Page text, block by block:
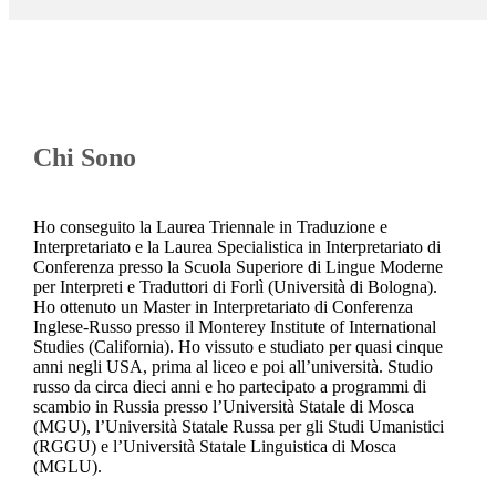
Chi Sono
Ho conseguito la Laurea Triennale in Traduzione e
Interpretariato e la Laurea Specialistica in Interpretariato di
Conferenza presso la Scuola Superiore di Lingue Moderne
per Interpreti e Traduttori di Forlì (Università di Bologna).
Ho ottenuto un Master in Interpretariato di Conferenza
Inglese-Russo presso il Monterey Institute of International
Studies (California). Ho vissuto e studiato per quasi cinque
anni negli USA, prima al liceo e poi all’università. Studio
russo da circa dieci anni e ho partecipato a programmi di
scambio in Russia presso l’Università Statale di Mosca
(MGU), l’Università Statale Russa per gli Studi Umanistici
(RGGU) e l’Università Statale Linguistica di Mosca
(MGLU).